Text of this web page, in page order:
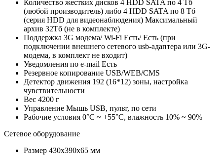
Количество жестких дисков 4 HDD SATA по 4 Тб
(любой производитель) либо 4 HDD SATA по 8 Тб
(серия HDD для видеонаблюдения) Максимальный
архив 32Tб (не в комплекте)
Поддержка 3G модема/ Wi-Fi Есть/ Есть (при
подключении внешнего сетевого usb-адаптера или 3G-
модема, в комплект не входит)
Уведомления по e-mail Есть
Резервное копирование USB/WEB/CMS
Детектор движения 192 (16*12) зоны, настройка
чувствительности
Вес 4200 г
Управление Мышь USB, пульт, по сети
Рабочие условия 0°С ~ +55°С, влажность 10% ~ 90%
Сетевое оборудование
Размер 430х390х65 мм